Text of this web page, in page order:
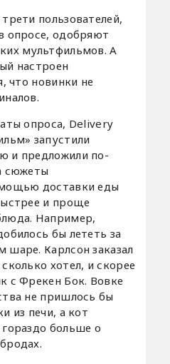
пользователей,
опросе, одобряют
мультфильмов. А
настроен
что новинки не
опроса, Delivery
запустили
и предложили по-
сюжеты
доставки еды
и проще
Например,
бы лететь за
Карлсон заказал
хотел, и скорее
с Фрекен Бок. Вовке
не пришлось бы
из печи, а кот
больше о